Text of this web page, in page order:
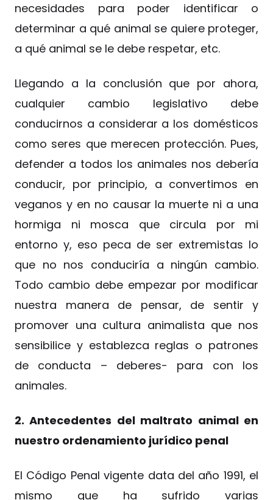
necesidades para poder identificar o
determinar a qué animal se quiere proteger,
a qué animal se le debe respetar, etc.
Llegando a la conclusión que por ahora,
cualquier cambio legislativo debe
conducirnos a considerar a los domésticos
como seres que merecen protección. Pues,
defender a todos los animales nos debería
conducir, por principio, a convertimos en
veganos y en no causar la muerte ni a una
hormiga ni mosca que circula por mi
entorno y, eso peca de ser extremistas lo
que no nos conduciría a ningún cambio.
Todo cambio debe empezar por modificar
nuestra manera de pensar, de sentir y
promover una cultura animalista que nos
sensibilice y establezca reglas o patrones
de conducta – deberes- para con los
animales.
2. Antecedentes del maltrato animal en
nuestro ordenamiento jurídico penal
El Código Penal vigente data del año 1991, el
mismo que ha sufrido varias